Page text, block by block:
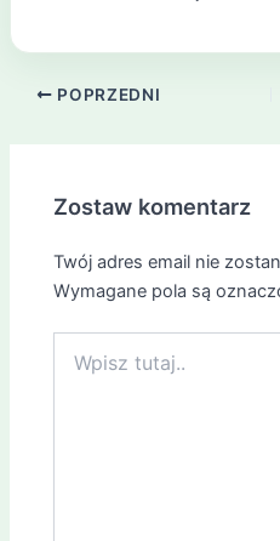
POPRZEDNI
Zostaw komentarz
Twój adres email nie
Wymagane pola są
tutaj..